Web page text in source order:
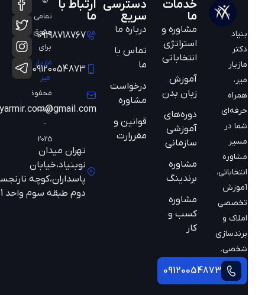
مازیار
همراه
حرفه‌ای
شما در
مسیر
مشاوره
انتخاباتی،
آموزش
تخصصی
املاک و
برندسازی
شخصی.
09120054873
خدمات
مشاوره و
استراتژی
انتخاباتی
آموزش
زبان بدن
دوره‌های
آموزشی
سازمانی
مشاوره
برندینگ
مشاوره
کسب و
دسترسی
سریع
درباره ما
تماس با
ما
درخواست
مشاوره
قوانین و
مقررارت
ارتباط با
09198718767
09120054873
mazyarmir.com@gmail.com
تهران میدان
نوبنیاد،خیابان
پاسداران،کوچه نارنجستان
دوم طبقه سوم واحد 301
تمامی
حقوق
مازیار
محفوظ
است